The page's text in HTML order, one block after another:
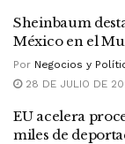
Sheinbaum
México en el
Por Negocios y
28 DE JULIO DE
EU acelera
miles de